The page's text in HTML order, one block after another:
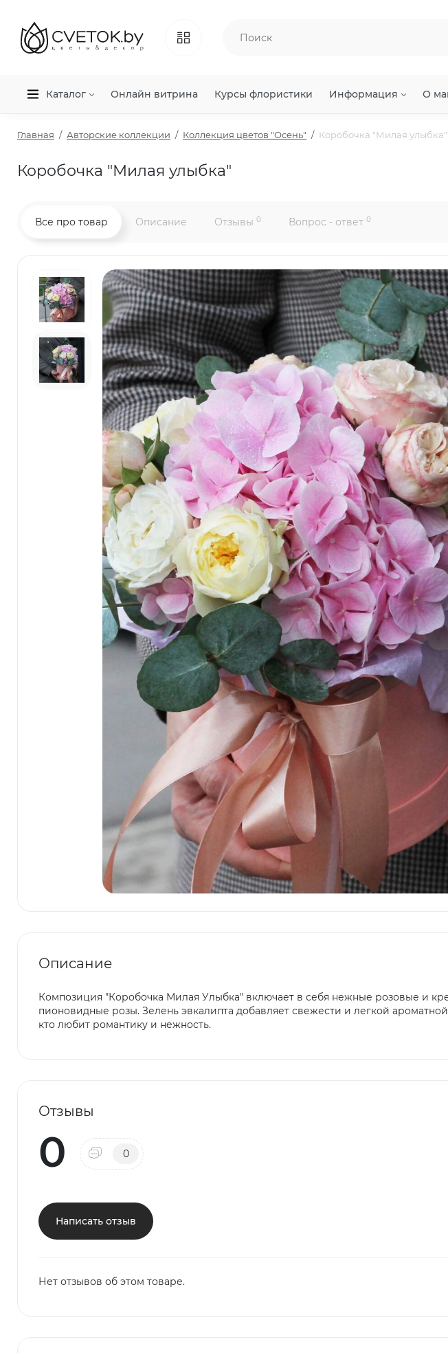
Каталог Онлайн витрина Курсы флористики Информация О
Главная Авторские коллекции Коллекция цветов "Осень" Коробочка "Милая улыбка"
Коробочка "Милая улыбка"
Все про товар Описание Отзывы 0 Вопрос - ответ 0
Описание
Композиция "Коробочка Милая Улыбка" включает в себя нежные розовые и
пионовидные розы. Зелень эвкалипта добавляет свежести и легкой
кто любит романтику и нежность.
Отзывы
0 0
Написать отзыв
Нет отзывов об этом товаре.